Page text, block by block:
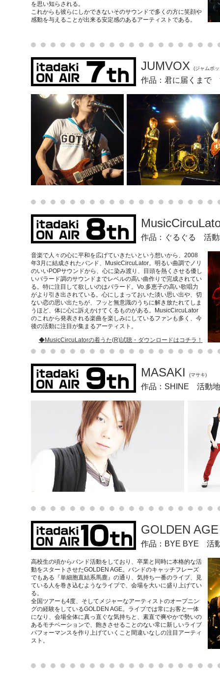
を思い知らされる。
これからも彼らにしかできないそのサウンドで多くの方に笑顔や
感動を与えることが出来る安定感のあるアーティストである。
JUMVOX (ジャムボ
作品：君に届くまで
作品：ぐるぐる 活動
音楽で人々の心に平和を広げていきたいという想いから、2008
年3月に結成されたバンド、MusicCircuLator。明るい曲調でノリ
のいいPOPサウンドから、心に染み渡り、目頭を熱くさせる優し
いバラード調のサウンドまでレベルの高い曲作りで完成されてい
る。特に注目して欲しいのはバラード。Vo.多恵子の高い歌唱力
がより引き出されている。心にしまっておいた淡い思い出や、切
ない恋の思い出たちが、フッと無意識のうちに解き放たれてしま
うほど、体に心に訴えかけてくるものがある。MusicCircuLator
のこれから発表される楽曲を楽しみにしているファンも多く、今
後の活動に注目が集まるアーティスト。
◆MusicCircuLatorの着うた(R)試聴・ダウンロードはコチラ！
MASAKI (マサキ)
作品：SHINE 活動
GOLDEN
作品：BYE BYE 活
高校生の頃からバンド活動をしており、卒業と同時に本格的な活
動をスタートさせたGOLDEN AGE。バンドのキャッチフレーズ
でもある『単細胞直結系馬鹿』の通り、気持ち一番のライブ、見
ている人を巻き込むようなライブで、会場を大いに盛り上げてい
る。
全国ツアーも4度、そしてメジャーなアーティストのオープニン
グの経験をしているGOLDEN AGE。ライブでは常にお客と一体
になり、会場全体に真っ直ぐな気持ちと、素直で爽やかで勢いの
あるモチベーションで、飽きさせることのない常に新しいライブ
パフォーマンスを作り上げていくこと間違いなしの注目アーティ
スト。